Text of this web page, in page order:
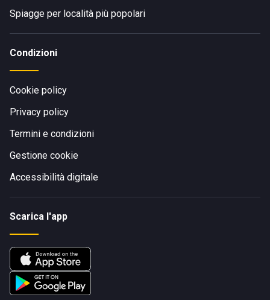
Spiagge per località più popolari
Condizioni
Cookie policy
Privacy policy
Termini e condizioni
Gestione cookie
Accessibilità digitale
Scarica l'app